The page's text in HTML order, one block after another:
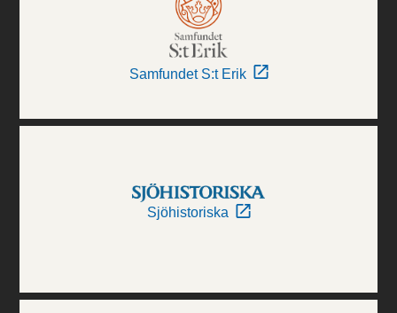
Samfundet S:t Erik
Sjöhistoriska